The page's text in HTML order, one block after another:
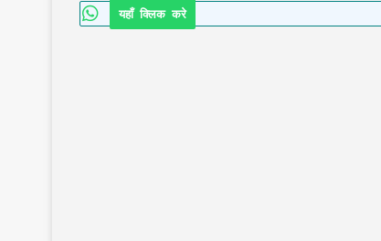
यहाँ क्लिक करे